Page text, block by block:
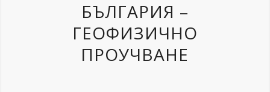
БЪЛГАРИЯ –
ГЕОФИЗИЧНО
ПРОУЧВАНЕ